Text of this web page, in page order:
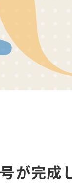
が完成